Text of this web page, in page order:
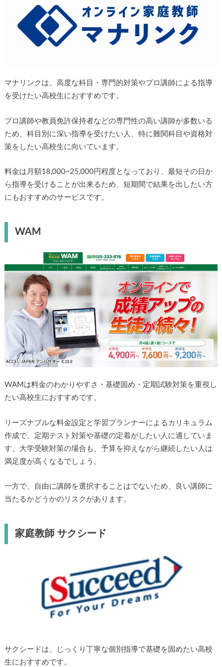
マナリンクは、高度な科目・専門的対策やプロ講師による指導
を受けたい高校生におすすめです。
プロ講師や教員免許保持者などの専門性の高い講師が多数いる
ため、科目別に深い指導を受けたい人、特に難関科目や資格対
策をしたい高校生に向いています。
料金は月額18,000~25,000円程度となっており、最短その日か
ら指導を受けることが出来るため、短期間で結果を出したい方
にもおすすめのサービスです。
WAM
WAMは料金のわかりやすさ・基礎固め・定期試験対策を重視し
たい高校生におすすめです。
リーズナブルな料金設定と学習プランナーによるカリキュラム
作成で、定期テスト対策や基礎の定着がしたい人に適していま
す。大学受験対策の場合も、予算を抑えながら継続したい人は
満足度が高くなるでしょう。
一方で、自由に講師を選択することはでないため、良い講師に
当たるかどうかのリスクがあります。
家庭教師 サクシード
サクシードは、じっくり丁寧な個別指導で基礎を固めたい高校
生におすすめです。